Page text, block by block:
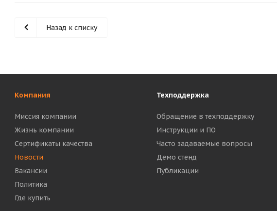
Назад к списку
Компания
Миссия компании
Жизнь компании
Сертификаты качества
Новости
Вакансии
Политика
Где купить
Техподдержка
Обращение в техподдержку
Инструкции и ПО
Часто задаваемые вопросы
Демо стенд
Публикации